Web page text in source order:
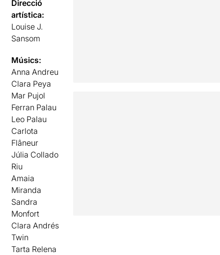
Direcció
artística:
Louise J.
Sansom
Músics:
Anna Andreu
Clara Peya
Mar Pujol
Ferran Palau
Leo Palau
Carlota
Flâneur
Júlia Collado
Riu
Amaia
Miranda
Sandra
Monfort
Clara Andrés
Twin
Tarta Relena